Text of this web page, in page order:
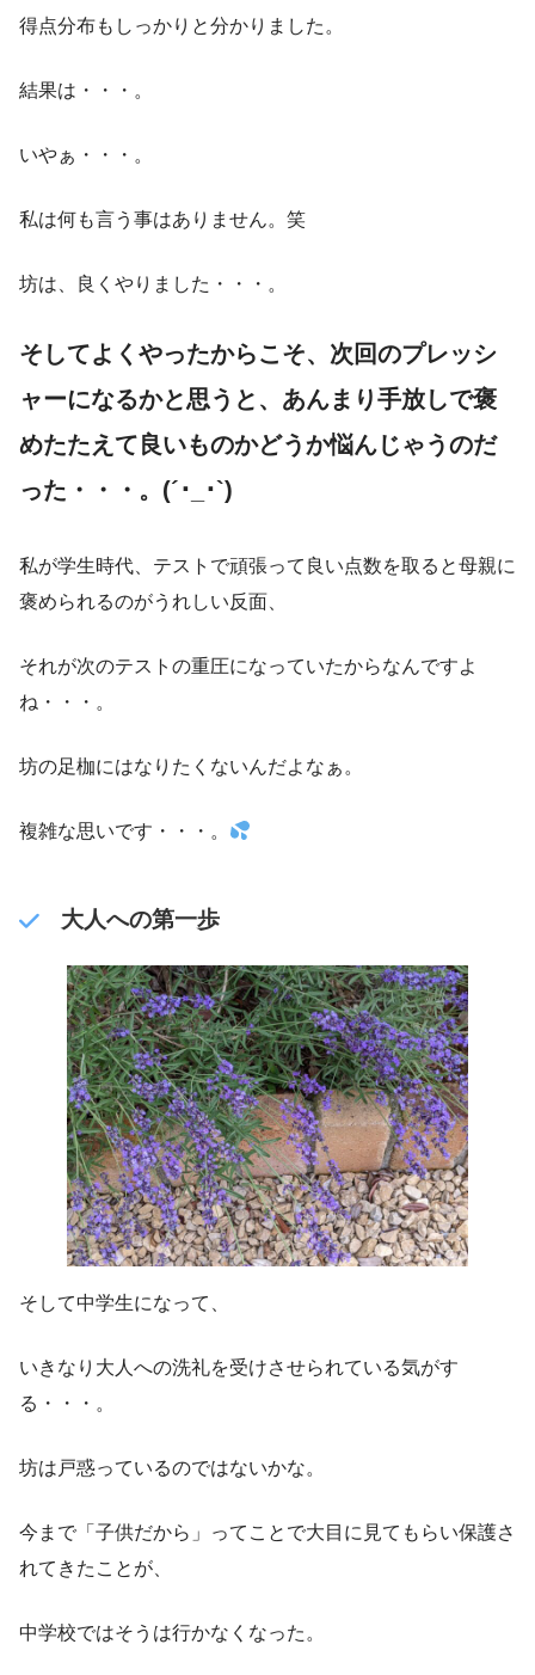
得点分布もしっかりと分かりました。
結果は・・・。
いやぁ・・・。
私は何も言う事はありません。笑
坊は、良くやりました・・・。
そしてよくやったからこそ、次回のプレッシ
ャーになるかと思うと、あんまり手放しで褒
めたたえて良いものかどうか悩んじゃうのだ
った・・・。(´･_･`)
私が学生時代、テストで頑張って良い点数を取ると母親に
褒められるのがうれしい反面、
それが次のテストの重圧になっていたからなんですよ
ね・・・。
坊の足枷にはなりたくないんだよなぁ。
複雑な思いです・・・。
大人への第一歩
そして中学生になって、
いきなり大人への洗礼を受けさせられている気がす
る・・・。
坊は戸惑っているのではないかな。
今まで「子供だから」ってことで大目に見てもらい保護さ
れてきたことが、
中学校ではそうは行かなくなった。